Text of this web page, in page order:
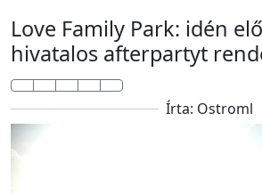
Love Family Park: idén
hivatalos afterpartyt
Írta: Ostroml